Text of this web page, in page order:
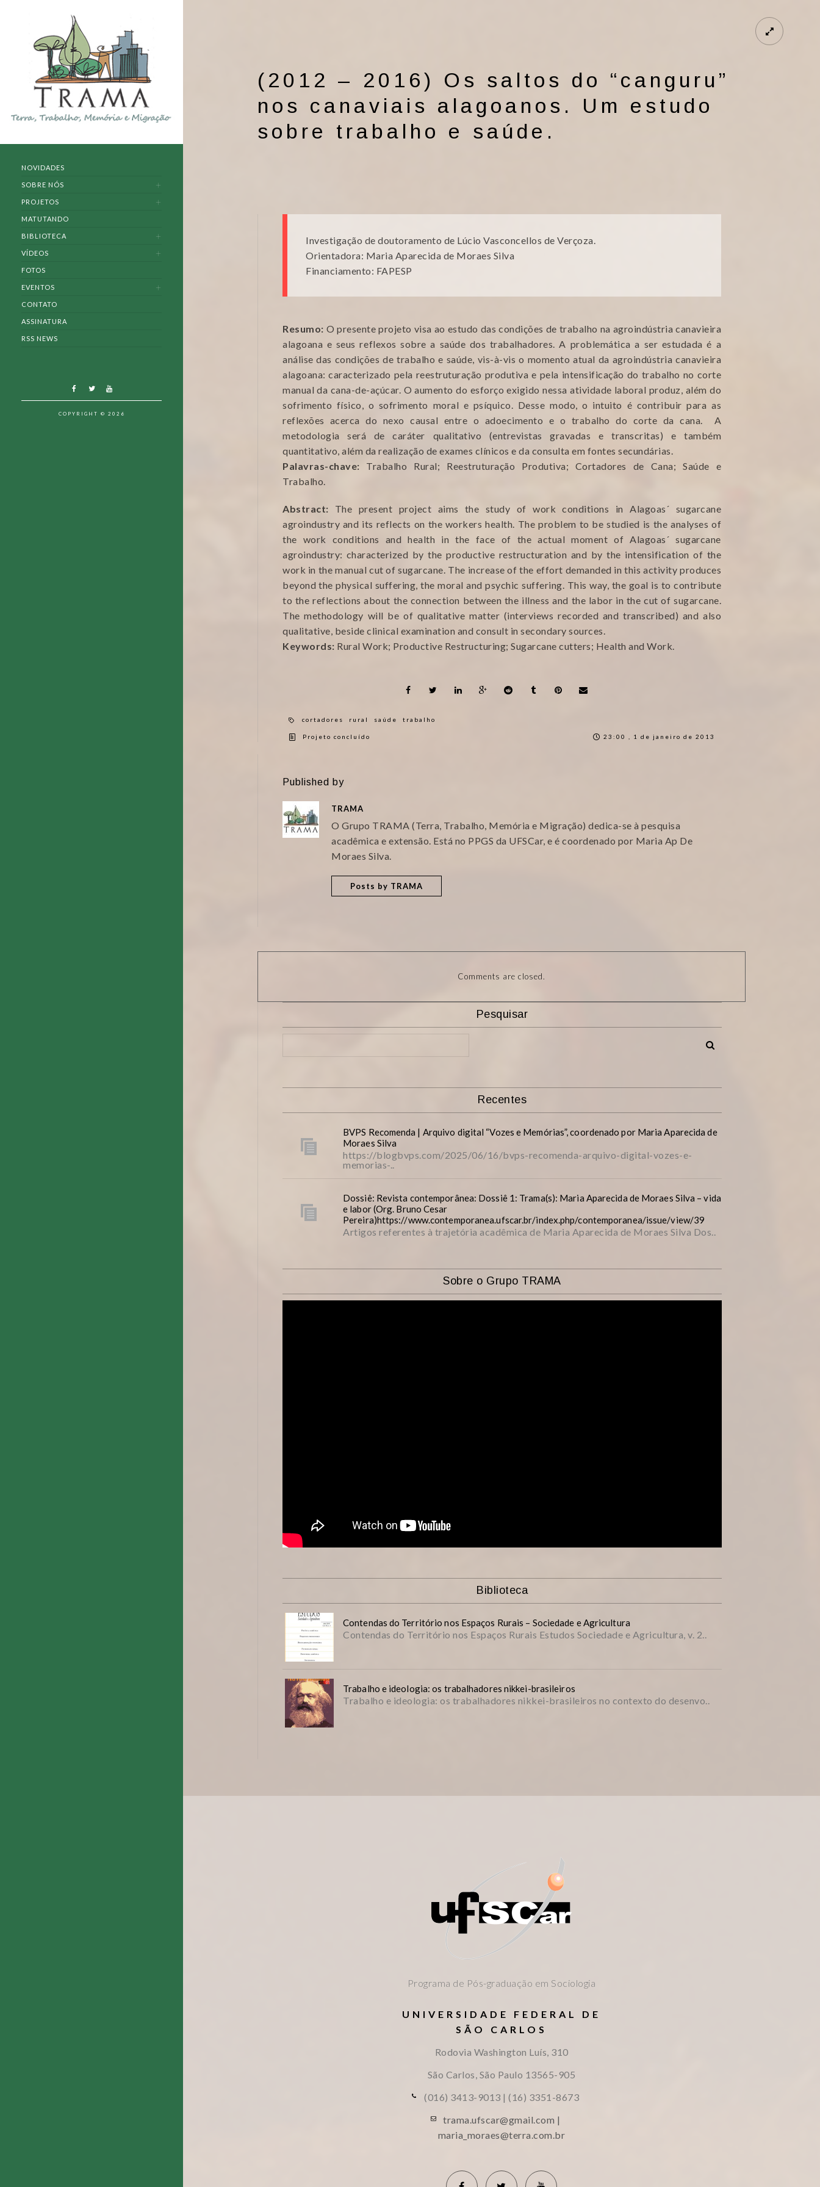
NOVIDADES
SOBRE NÓS
PROJETOS
MATUTANDO
BIBLIOTECA
VÍDEOS
FOTOS
EVENTOS
CONTATO
ASSINATURA
RSS NEWS
COPYRIGHT © 2026
(2012 – 2016) Os saltos do “canguru”
nos canaviais alagoanos. Um estudo
sobre trabalho e saúde.
Investigação de doutoramento de Lúcio Vasconcellos de Verçoza.
Orientadora: Maria Aparecida de Moraes Silva
Financiamento: FAPESP
Resumo: O presente projeto visa ao estudo das condições de trabalho na agroindústria canavieira
alagoana e seus reflexos sobre a saúde dos trabalhadores. A problemática a ser estudada é a
análise das condições de trabalho e saúde, vis-à-vis o momento atual da agroindústria canavieira
alagoana: caracterizado pela reestruturação produtiva e pela intensificação do trabalho no corte
manual da cana-de-açúcar. O aumento do esforço exigido nessa atividade laboral produz, além do
sofrimento físico, o sofrimento moral e psíquico. Desse modo, o intuito é contribuir para as
reflexões acerca do nexo causal entre o adoecimento e o trabalho do corte da cana. A
metodologia será de caráter qualitativo (entrevistas gravadas e transcritas) e também
quantitativo, além da realização de exames clínicos e da consulta em fontes secundárias.
Palavras-chave: Trabalho Rural; Reestruturação Produtiva; Cortadores de Cana; Saúde e
Trabalho.
Abstract: The present project aims the study of work conditions in Alagoas´ sugarcane
agroindustry and its reflects on the workers health. The problem to be studied is the analyses of
the work conditions and health in the face of the actual moment of Alagoas´ sugarcane
agroindustry: characterized by the productive restructuration and by the intensification of the
work in the manual cut of sugarcane. The increase of the effort demanded in this activity produces
beyond the physical suffering, the moral and psychic suffering. This way, the goal is to contribute
to the reflections about the connection between the illness and the labor in the cut of sugarcane.
The methodology will be of qualitative matter (interviews recorded and transcribed) and also
qualitative, beside clinical examination and consult in secondary sources.
Keywords: Rural Work; Productive Restructuring; Sugarcane cutters; Health and Work.
cortadores rural saúde trabalho
Projeto concluído 23:00 , 1 de janeiro de 2013
Published by
TRAMA
O Grupo TRAMA (Terra, Trabalho, Memória e Migração) dedica-se à pesquisa
acadêmica e extensão. Está no PPGS da UFSCar, e é coordenado por Maria Ap De
Moraes Silva.
Posts by TRAMA
Comments are closed.
Pesquisar
Recentes
BVPS Recomenda | Arquivo digital “Vozes e Memórias”, coordenado por Maria Aparecida de
Moraes Silva
https://blogbvps.com/2025/06/16/bvps-recomenda-arquivo-digital-vozes-e-
memorias-..
Dossiê: Revista contemporânea: Dossiê 1: Trama(s): Maria Aparecida de Moraes Silva – vida
e labor (Org. Bruno Cesar
Pereira)https://www.contemporanea.ufscar.br/index.php/contemporanea/issue/view/39
Artigos referentes à trajetória acadêmica de Maria Aparecida de Moraes Silva Dos..
Sobre o Grupo TRAMA
Biblioteca
Contendas do Território nos Espaços Rurais – Sociedade e Agricultura
Contendas do Território nos Espaços Rurais Estudos Sociedade e Agricultura, v. 2..
Trabalho e ideologia: os trabalhadores nikkei-brasileiros
Trabalho e ideologia: os trabalhadores nikkei-brasileiros no contexto do desenvo..
Programa de Pós-graduação em Sociologia
UNIVERSIDADE FEDERAL DE
SÃO CARLOS
Rodovia Washington Luís, 310
São Carlos, São Paulo 13565-905
(016) 3413-9013 | (16) 3351-8673
trama.ufscar@gmail.com |
maria_moraes@terra.com.br